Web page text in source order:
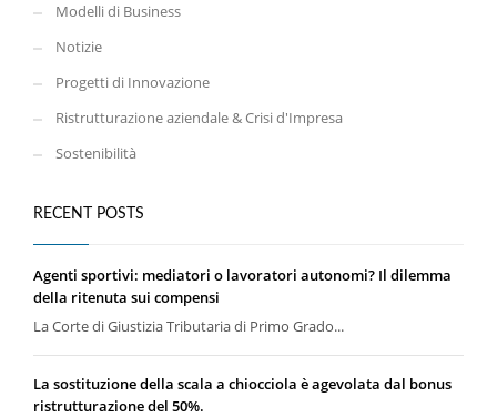
Modelli di Business
Notizie
Progetti di Innovazione
Ristrutturazione aziendale & Crisi d'Impresa
Sostenibilità
RECENT POSTS
Agenti sportivi: mediatori o lavoratori autonomi? Il dilemma
della ritenuta sui compensi
La Corte di Giustizia Tributaria di Primo Grado...
La sostituzione della scala a chiocciola è agevolata dal bonus
ristrutturazione del 50%.